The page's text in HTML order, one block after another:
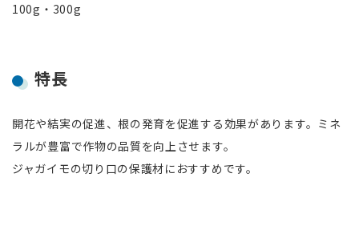
100g・300g
特長
開花や結実の促進、根の発育を促進する効果があります。ミネ
ラルが豊富で作物の品質を向上させます。
ジャガイモの切り口の保護材におすすめです。